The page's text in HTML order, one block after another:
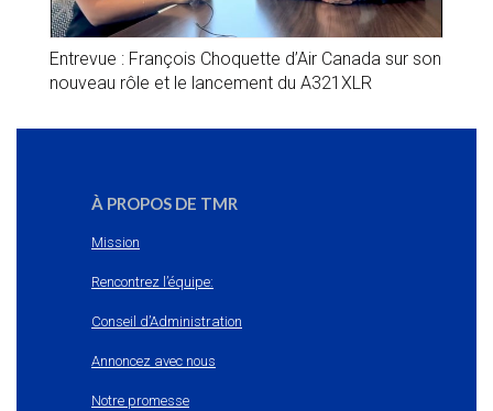
Entrevue : François Choquette d’Air Canada sur son
nouveau rôle et le lancement du A321XLR
À PROPOS DE TMR
Mission
Rencontrez l’équipe:
Conseil d’Administration
Annoncez avec nous
Notre promesse